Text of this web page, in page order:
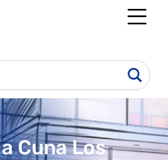
Cuna Los